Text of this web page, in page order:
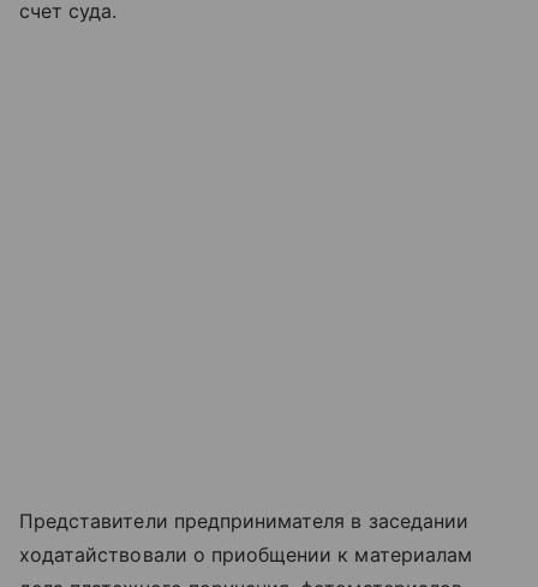
счет суда.
Представители предпринимателя в заседании
ходатайствовали о приобщении к материалам